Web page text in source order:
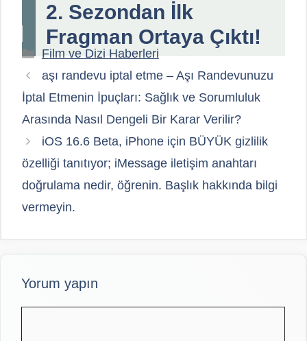
2. Sezondan İlk
Fragman Ortaya Çıktı!
Kategoriler
Film ve Dizi Haberleri
aşı randevu iptal etme – Aşı Randevunuzu
İptal Etmenin İpuçları: Sağlık ve Sorumluluk
Arasında Nasıl Dengeli Bir Karar Verilir?
iOS 16.6 Beta, iPhone için BÜYÜK gizlilik
özelliği tanıtıyor; iMessage iletişim anahtarı
doğrulama nedir, öğrenin. Başlık hakkında bilgi
vermeyin.
Yorum yapın